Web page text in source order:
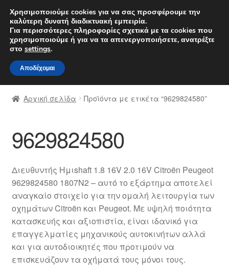
ΑΠΟΣΤΟΛΗ από 7 EUR
Δευτέρα-Παρ. 9 π.μ. - 4 μ.μ.
Απευθείας
μετάβαση
στην
πλοήγηση
Μετάβαση
σε
περιεχόμενο
Αρχική
Διαδικασία Παραπόνων
Επικοινωνία
Μεταφορά
Ο λογαριασμός μου
Ολοκλήρωση αγοράς
Αρχική σελίδα Προϊόντα με ετικέτα “9629824580”
9629824580
Διευθυντής Ημιshaft 1.8 16V 2.0 16V Citroën Peugeot
9629824580 1807N2 – αυτό το εξάρτημα αποτελεί
αναγκαίο στοιχείο για την ομαλή λειτουργία των
οχημάτων Citroën και Peugeot. Με υψηλή ποιότητα
κατασκευής και αξιοπιστία, είναι ιδανικό για
επαγγελματίες μηχανικούς αυτοκινήτων αλλά
και για αυτοδιοικητές που προτιμούν να
επισκευάζουν τα οχήματά τους μόνοι τους.
Χρησιμοποιούμε cookies για να σας προσφέρουμε την
καλύτερη δυνατή διαδικτυακή εμπειρία.
Για περισσότερες πληροφορίες σχετικά με τα cookies που
χρησιμοποιούμε ή για να τα απενεργοποιήσετε, ανατρέξτε
στο settings.
Αποδέχομαι